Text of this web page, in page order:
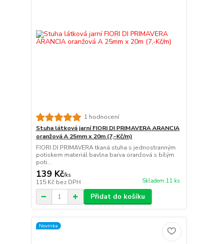
1 hodnocení
Stuha látková jarní FIORI DI PRIMAVERA ARANCIA
oranžová A 25mm x 20m (7,-Kč/m)
FIORI DI PRIMAVERA tkaná stuha s jednostranným
potiskem materiál bavlna barva oranžová s bílým
poti...
139 Kč/ks
115 Kč bez DPH Skladem 11 ks
Přidat do košíku
Novinka